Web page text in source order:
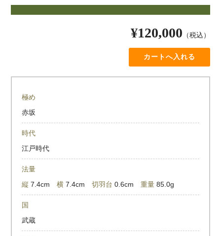
¥120,000 （税込）
極め
赤坂
時代
江戸時代
法量
縦 7.4cm横 7.4cm切羽台 0.6cm重量 85.0g
国
武蔵